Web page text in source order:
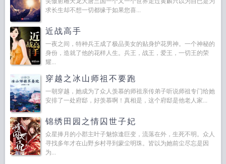
求长生却不想一切都缘于如果您喜...
近战高手
一夜之间，特种兵王成了极品美女的贴身护花男神。一个神秘的
身份，造就了他的花样人生。兵王，战王，爱王，一切王的荣
耀...
穿越之冰山师祖不要跑
一朝穿越，她成为了众人羡慕的师祖亲传弟子听说师祖专门给她
安排了一处府邸，好羡慕啊！真相是，这个府邸是他老人家...
锦绣田园之情囚世子妃
众星捧月的小郡主叶子魅惊逢巨变，流落在外，生死不明。众人
寻找多年才在山野乡村寻到蒙尘明珠。皆以为她前尘尽忘是因
为...